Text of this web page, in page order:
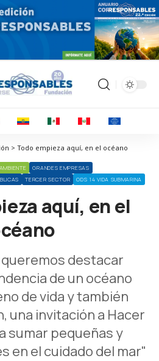
> Todo empieza aquí, en el océano
GRANDES EMPRESAS
TERCER SECTOR ODS 14 VIDA SUBMARINA
aquí, en el
queremos destacar
de un océano
de vida y también
una invitación a Hacer
sumar pequeñas y
en el cuidado del mar"